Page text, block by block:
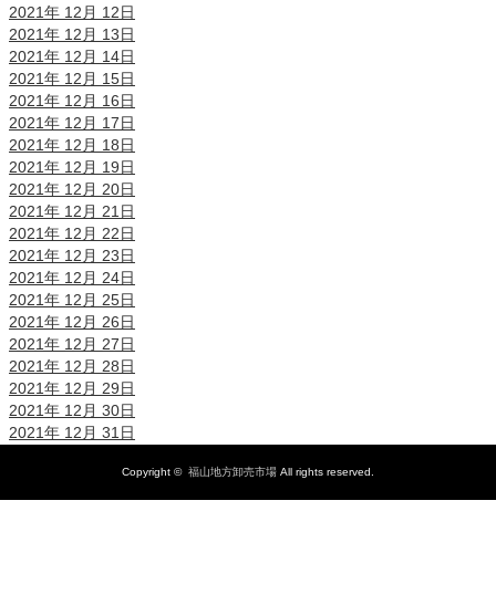
2021年 12月 12日
2021年 12月 13日
2021年 12月 14日
2021年 12月 15日
2021年 12月 16日
2021年 12月 17日
2021年 12月 18日
2021年 12月 19日
2021年 12月 20日
2021年 12月 21日
2021年 12月 22日
2021年 12月 23日
2021年 12月 24日
2021年 12月 25日
2021年 12月 26日
2021年 12月 27日
2021年 12月 28日
2021年 12月 29日
2021年 12月 30日
2021年 12月 31日
Copyright © 福山地方卸売市場 All rights reserved.